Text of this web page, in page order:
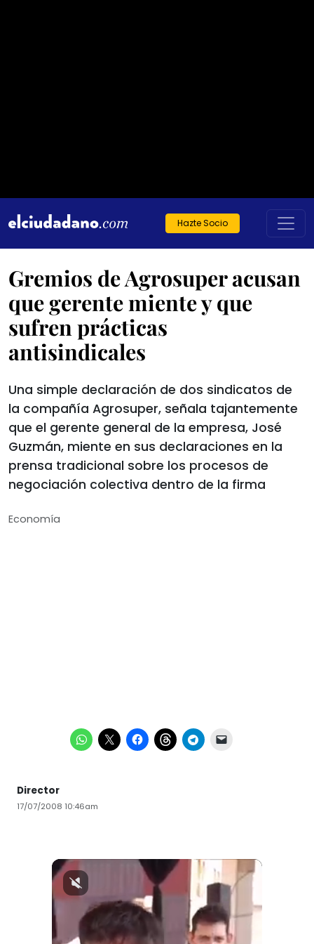
Hazte Socio
Gremios de Agrosuper acusan
que gerente miente y que
sufren prácticas
antisindicales
Una simple declaración de dos sindicatos de
la compañía Agrosuper, señala tajantemente
que el gerente general de la empresa, José
Guzmán, miente en sus declaraciones en la
prensa tradicional sobre los procesos de
negociación colectiva dentro de la firma
Economí­a
Director
17/07/2008 10:46am